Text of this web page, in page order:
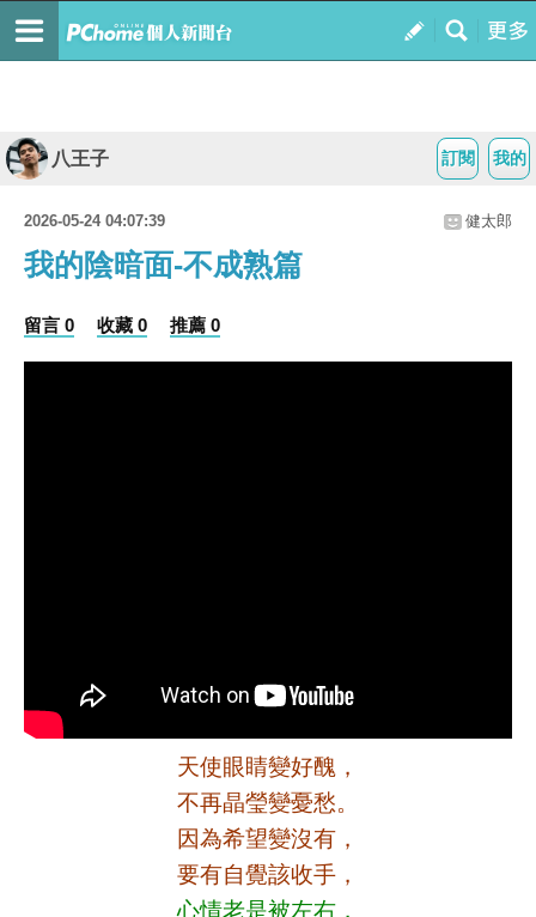
我的
訂閱
八王子
2026-05-24 04:07:39 健太郎
我的陰暗面-不成熟篇
留言 0 收藏 0 推薦 0
天使眼睛變好醜，
不再晶瑩變憂愁。
因為希望變沒有，
要有自覺該收手，
心情老是被左右，